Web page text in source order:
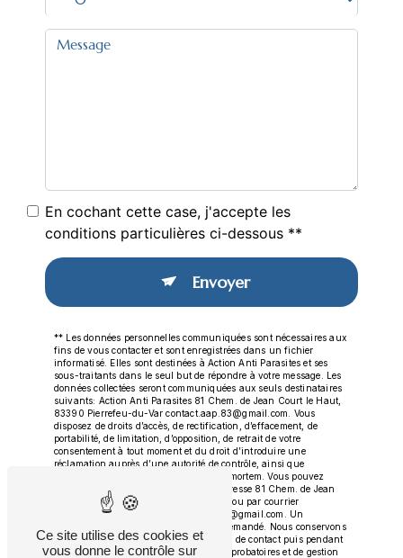
En cochant cette case, j'accepte les
conditions particulières ci-dessous **
Envoyer
** Les données personnelles communiquées sont nécessaires aux
fins de vous contacter et sont enregistrées dans un fichier
informatisé. Elles sont destinées à Action Anti Parasites et ses
sous-traitants dans le seul but de répondre à votre message. Les
données collectées seront communiquées aux seuls destinataires
suivants: Action Anti Parasites 81 Chem. de Jean Court le Haut,
83390 Pierrefeu-du-Var contact.aap.83@gmail.com. Vous
disposez de droits d’accès, de rectification, d’effacement, de
portabilité, de limitation, d’opposition, de retrait de votre
consentement à tout moment et du droit d’introduire une
réclamation auprès d’une autorité de contrôle, ainsi que
d’organiser le sort de vos données post-mortem. Vous pouvez
exercer ces droits par voie postale à l'adresse 81 Chem. de Jean
Court le Haut, 83390 Pierrefeu-du-Var ou par courrier
électronique à l'adresse contact.aap.83@gmail.com. Un
justificatif d'identité pourra vous être demandé. Nous conservons
vos données pendant la période de prise de contact puis pendant
la durée de prescription légale aux fins probatoires et de gestion
Ce site utilise des cookies et
vous donne le contrôle sur